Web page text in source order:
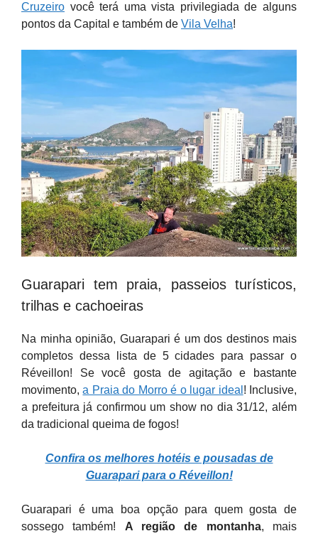
Cruzeiro você terá uma vista privilegiada de alguns
pontos da Capital e também de Vila Velha!
Guarapari tem praia, passeios turísticos,
trilhas e cachoeiras
Na minha opinião, Guarapari é um dos destinos mais
completos dessa lista de 5 cidades para passar o
Réveillon! Se você gosta de agitação e bastante
movimento,a Praia do Morro é o lugar ideal ! Inclusive,
a prefeitura já confirmou um show no dia 31/12, além
da tradicional queima de fogos!
Confira os melhores hotéis e pousadas de
Guarapari para o Réveillon!
Guarapari é uma boa opção para quem gosta de
sossego também! A região de montanha, mais